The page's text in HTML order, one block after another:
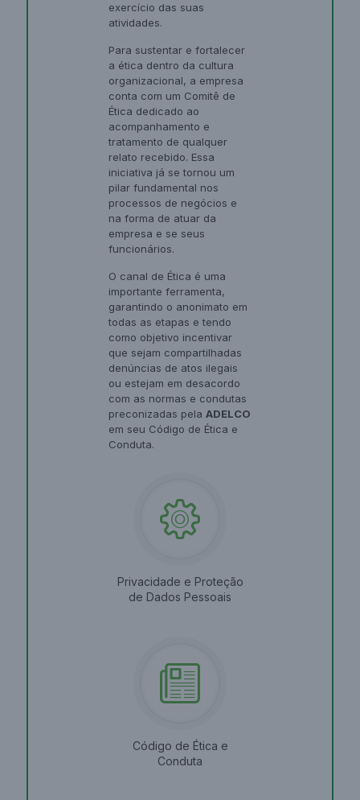
exercício das suas
atividades.
Para sustentar e fortalecer
a ética dentro da cultura
organizacional, a empresa
conta com um Comitê de
Ética dedicado ao
acompanhamento e
tratamento de qualquer
relato recebido. Essa
iniciativa já se tornou um
pilar fundamental nos
processos de negócios e
na forma de atuar da
empresa e se seus
funcionários.
O canal de Ética é uma
importante ferramenta,
garantindo o anonimato em
todas as etapas e tendo
como objetivo incentivar
que sejam compartilhadas
denúncias de atos ilegais
ou estejam em desacordo
com as normas e condutas
preconizadas pela ADELCO
em seu Código de Ética e
Conduta.
Privacidade e Proteção
de Dados Pessoais
Código de Ética e
Conduta